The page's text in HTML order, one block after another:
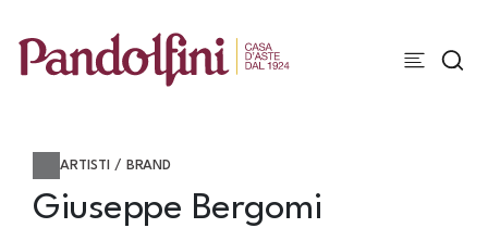
ARTISTI / BRAND
Giuseppe Bergomi